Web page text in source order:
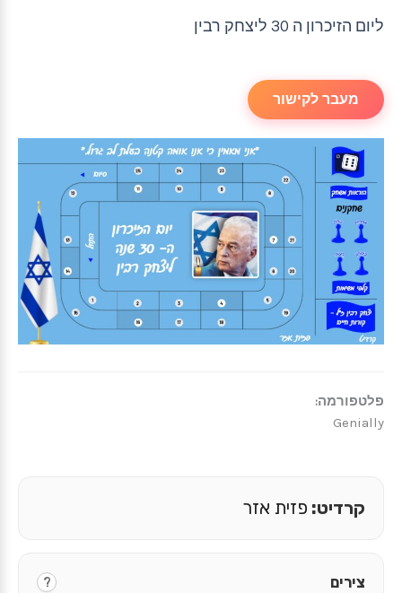
ליום הזיכרון ה 30 ליצחק רבין
מעבר לקישור
פלטפורמה:
Genially
קרדיט: פזית אזר
צירים ?